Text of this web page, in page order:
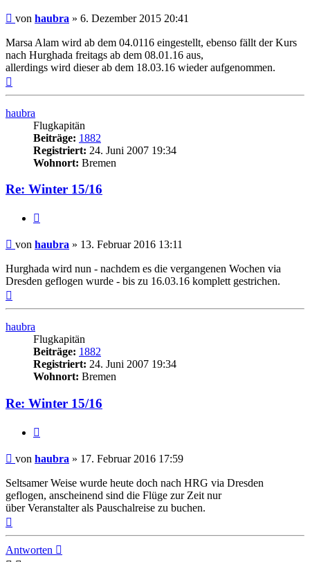
Ungelesener
von haubra » 6. Dezember 2015 20:41
Marsa Alam wird ab dem 04.0116 eingestellt, ebenso fällt der Kurs
nach Hurghada freitags ab dem 08.01.16 aus,
allerdings wird dieser ab dem 18.03.16 wieder aufgenommen.
haubra
Flugkapitän
Beiträge: 1882
Registriert: 24. Juni 2007 19:34
Wohnort: Bremen
Re: Winter 15/16
Ungelesener
von haubra » 13. Februar 2016 13:11
Hurghada wird nun - nachdem es die vergangenen Wochen via
Dresden geflogen wurde - bis zu 16.03.16 komplett gestrichen.
haubra
Flugkapitän
Beiträge: 1882
Registriert: 24. Juni 2007 19:34
Wohnort: Bremen
Re: Winter 15/16
Ungelesener
von haubra » 17. Februar 2016 17:59
Seltsamer Weise wurde heute doch nach HRG via Dresden
geflogen, anscheinend sind die Flüge zur Zeit nur
über Veranstalter als Pauschalreise zu buchen.
Antworten